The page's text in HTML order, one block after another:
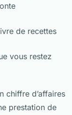
de recettes
vous restez
chiffre d’affaires
prestation de